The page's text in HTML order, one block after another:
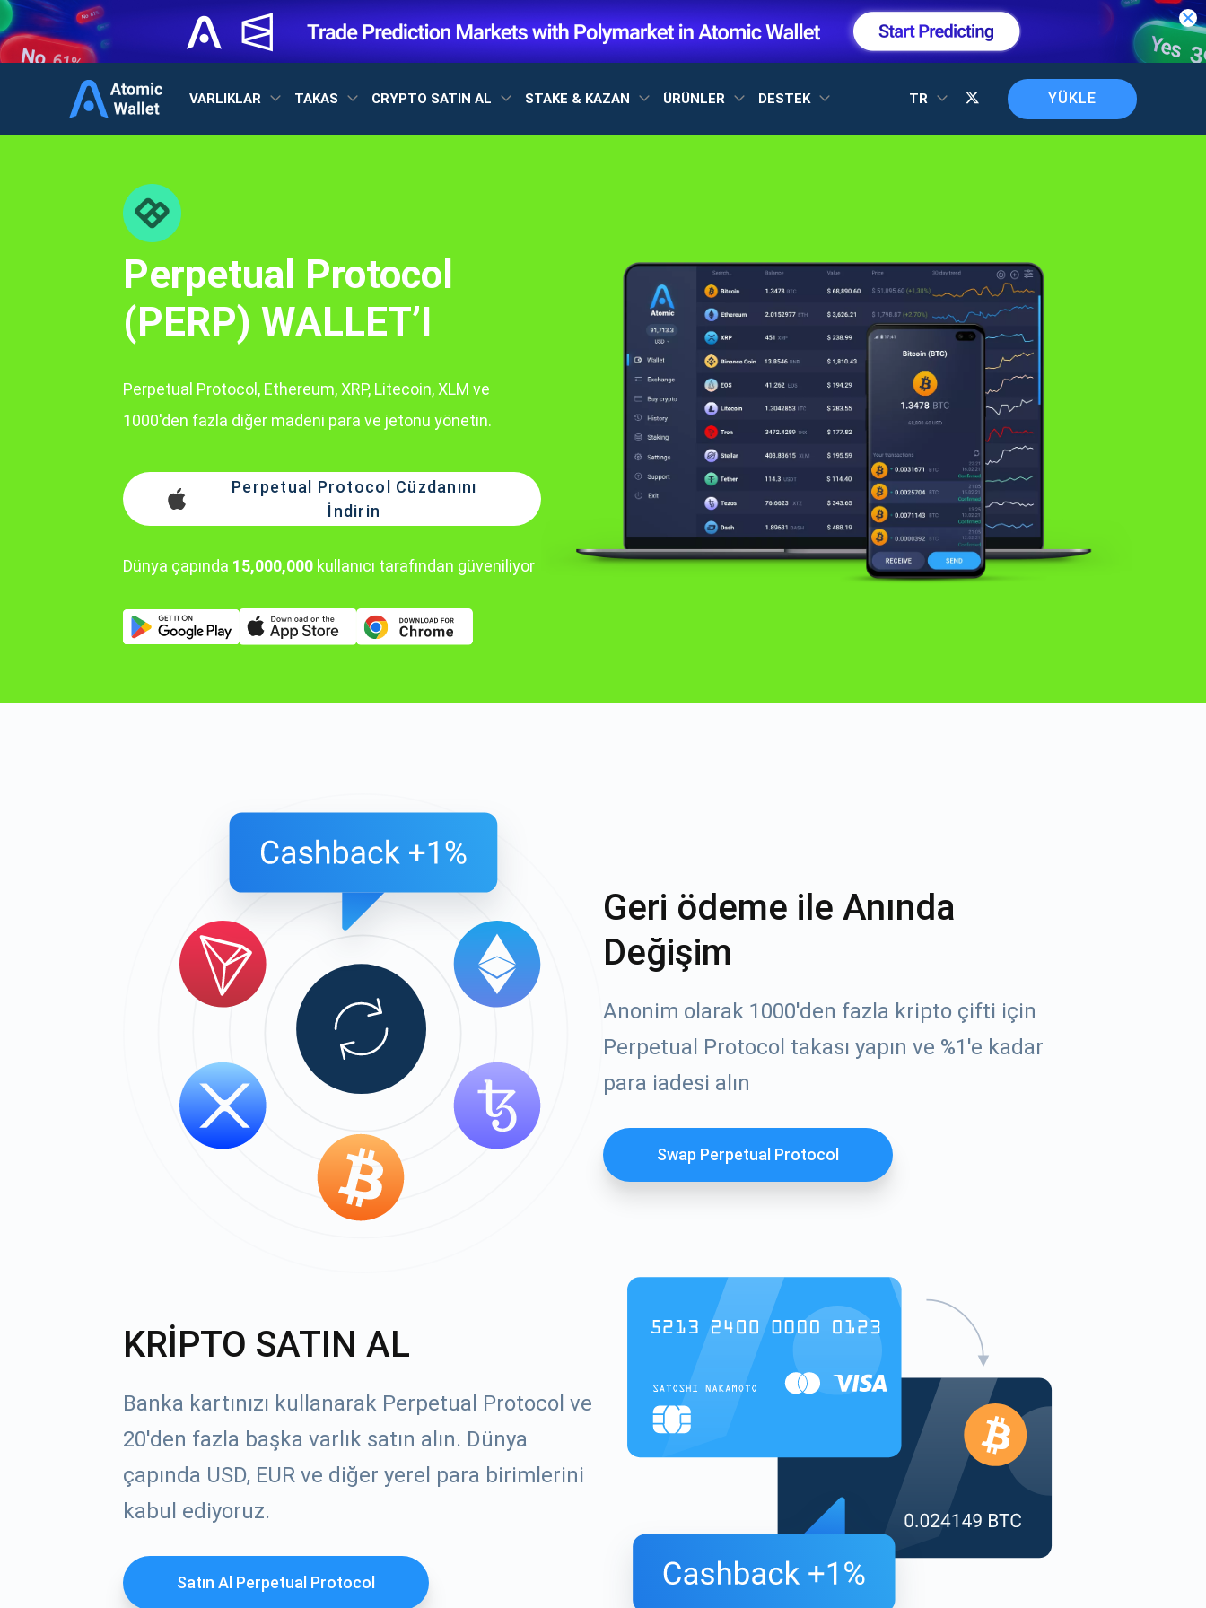
VARLIKLAR TAKAS CRYPTO SATIN AL STAKE & KAZAN ÜRÜNLER DESTEK TR YÜKLE
Perpetual Protocol
(PERP) WALLET’I
Perpetual Protocol, Ethereum, XRP, Litecoin, XLM ve
1000'den fazla diğer madeni para ve jetonu yönetin.
Perpetual Protocol Cüzdanını
İndirin
Dünya çapında 15,000,000 kullanıcı tarafından güveniliyor
Geri ödeme ile Anında
Değişim
Anonim olarak 1000'den fazla kripto çifti için
Perpetual Protocol takası yapın ve %1'e kadar
para iadesi alın
Swap Perpetual Protocol
KRİPTO SATIN AL
Banka kartınızı kullanarak Perpetual Protocol ve
20'den fazla başka varlık satın alın. Dünya
çapında USD, EUR ve diğer yerel para birimlerini
kabul ediyoruz.
Satın Al Perpetual Protocol